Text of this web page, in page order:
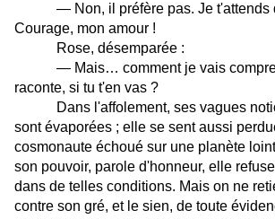
— Non, il préfère pas. Je t'attends
Courage, mon amour !
Rose, désemparée :
— Mais… comment je vais
raconte, si tu t'en vas ?
Dans l'affolement, ses vagues
sont évaporées ; elle se sent aussi
cosmonaute échoué sur une planète
son pouvoir, parole d'honneur, elle
dans de telles conditions. Mais on ne
contre son gré, et le sien, de toute